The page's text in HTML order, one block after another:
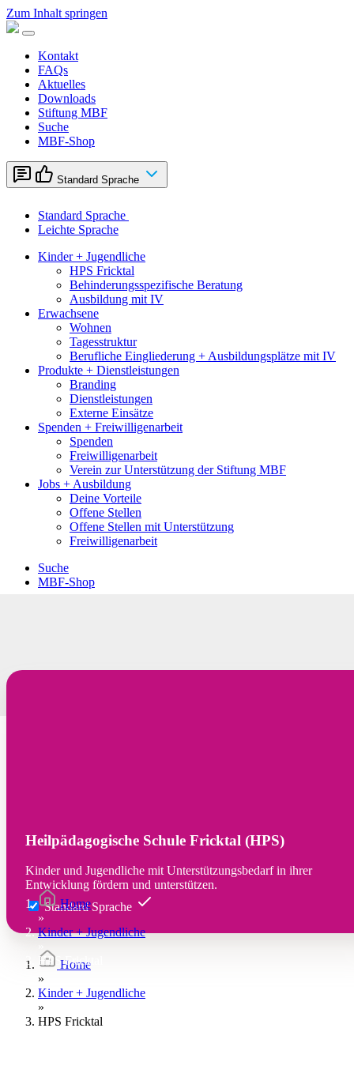
Zum Inhalt springen
Kontakt
FAQs
Aktuelles
Downloads
Stiftung MBF
Suche
MBF-Shop
Standard Sprache
Standard Sprache
Leichte Sprache
Kinder + Jugendliche
HPS Fricktal
Behinderungsspezifische Beratung
Ausbildung mit IV
Erwachsene
Wohnen
Tagesstruktur
Berufliche Eingliederung + Ausbildungsplätze mit IV
Produkte + Dienstleistungen
Branding
Dienstleistungen
Externe Einsätze
Spenden + Freiwilligenarbeit
Spenden
Freiwilligenarbeit
Verein zur Unterstützung der Stiftung MBF
Jobs + Ausbildung
Deine Vorteile
Offene Stellen
Offene Stellen mit Unterstützung
Freiwilligenarbeit
Suche
MBF-Shop
Heilpädagogische Schule Fricktal (HPS)
Kinder und Jugendliche mit Unterstützungsbedarf in ihrer
Entwicklung fördern und unterstützen.
Standard Sprache
Home
»
Kinder + Jugendliche
HPS Fricktal
Home
»
Kinder + Jugendliche
»
HPS Fricktal